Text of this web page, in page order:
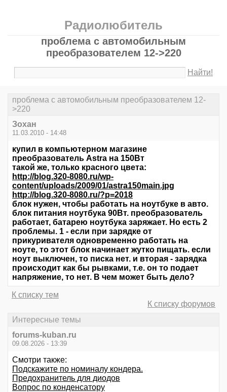
Радиолюбитель
проблема с автомобильным
преобразователем 12->220
Найти!
проблема с автомобильным преобразователем 12-
>220
Зохан
11.03.2010 - 14:48
купил в компьютерном магазине
преобразователь Astra на 150Вт
такой же, только красного цвета:
http://blog.320-8080.ru/wp-
content/uploads/2009/01/astra150main.jpg
http://blog.320-8080.ru/?p=2018
блок нужен, чтобы работать на ноутбуке в авто.
блок питания ноутбука 90Вт. преобразователь
работает, батарею ноутбука заряжает. Но есть 2
проблемы. 1 - если при зарядке от
прикуривателя одновременно работать на
ноуте, то этот блок начинает жутко пищать. если
ноут выключен, то писка нет. и вторая - зарядка
происходит как бы рывками, т.е. он то подает
напряжение, то нет. В чем может быть дело?
К списку тем
К списку форумов
Интересные темы
forums-kuban.ru
09.08.2026 - 13:39
Смотри также:
Подскажите по номиналу кондера.
Предохранитель для диодов
Вопрос по конденсатору